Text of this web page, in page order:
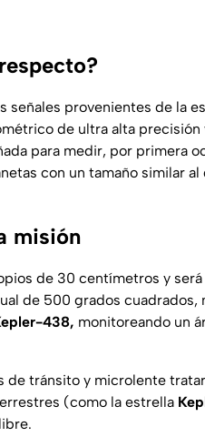
señales provenientes de la
de ultra alta
para medir, por primera
con un tamaño similar al
misión
de 30 centímetros y será
de 500 grados
438, monitoreando un
de tránsito y microlente
(como la estrella